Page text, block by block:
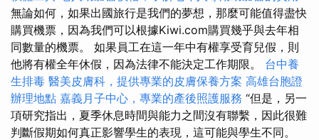
無論如何，如果出國旅行是我們的夢想，那麼可能值得盡快
購買機票，因為我們可以根據Kiwi.com購買幾乎與去年相
同數量的機票。 如果員工在這一年中有權享受育兒假，則
他將有權全年休假，因為法律不能決定工作期限。 台中養
生排毒 醫美皮膚科，提供專業的皮膚保養方案 高雄台胞證
辦理地點 嘉義月子中心，專業的產後照護服務 “但是，另一
項研究指出，夏季休息時間與能力之間沒有聯繫，因此很難
判斷假期如何真正影響學生的表現，這可能與學生不同。